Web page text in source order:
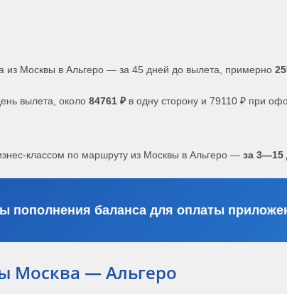
из Москвы в Альгеро — за 45 дней до вылета, примерно
вылета, около 84761 ₽ в одну сторону и 79110 ₽ при
классом по маршруту из Москвы в Альгеро — за 3—15
пополнения баланса для оплаты
Москва — Альгеро